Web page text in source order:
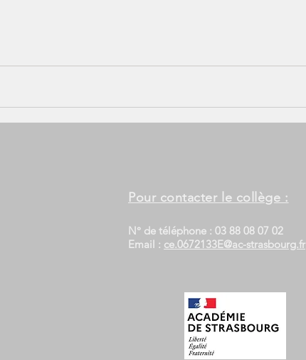
Pour contacter le collège :
N° de téléphone : 03 88 08 07 02
Email : ce.0672133E@ac-strasbourg.fr